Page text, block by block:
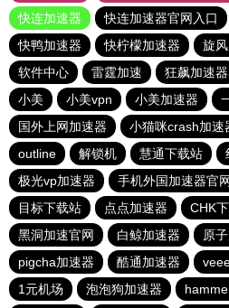
快连加速器
快连加速器官网入口
快鸭加速器
快柠檬加速器 旋
软件中心
雷霆加速 狂飙加速器
小美
小美vpn 小美加速器
国外上网加速器
小猫咪crash加速
outline
解锁机 慧通下载站
极光vp加速器
手机外国加速器官
目标下载站
点点加速器 CHK
黑洞加速官网
白鲸加速器 原
pigcha加速器
酷通加速器
1元机场
泡泡狗加速器